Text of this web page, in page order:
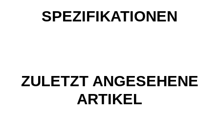
SPEZIFIKATIONEN
ZULETZT ANGESEHENE
ARTIKEL